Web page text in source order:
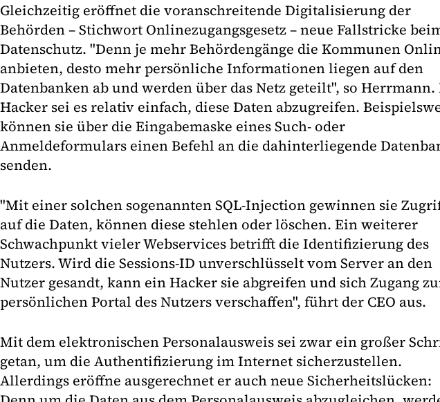
Gleichzeitig eröffnet die voranschreitende Digitalisierung der
Behörden – Stichwort Onlinezugangsgesetz – neue Fallstricke
Datenschutz. "Denn je mehr Behördengänge die Kommunen
anbieten, desto mehr persönliche Informationen liegen auf den
Datenbanken ab und werden über das Netz geteilt", so Herrmann.
Hacker sei es relativ einfach, diese Daten abzugreifen.
können sie über die Eingabemaske eines Such- oder
Anmeldeformulars einen Befehl an die dahinterliegende
senden.
"Mit einer solchen sogenannten SQL-Injection gewinnen sie
auf die Daten, können diese stehlen oder löschen. Ein weiterer
Schwachpunkt vieler Webservices betrifft die Identifizierung des
Nutzers. Wird die Sessions-ID unverschlüsselt vom Server an den
Nutzer gesandt, kann ein Hacker sie abgreifen und sich Zugang
persönlichen Portal des Nutzers verschaffen", führt der CEO aus.
Mit dem elektronischen Personalausweis sei zwar ein großer
getan, um die Authentifizierung im Internet sicherzustellen.
Allerdings eröffne ausgerechnet er auch neue Sicherheitslücken: